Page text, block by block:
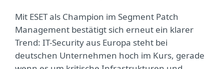
Mit ESET als Champion im Segment Patch
Management bestätigt sich erneut ein klarer
Trend: IT-Security aus Europa steht bei
deutschen Unternehmen hoch im Kurs, gerade